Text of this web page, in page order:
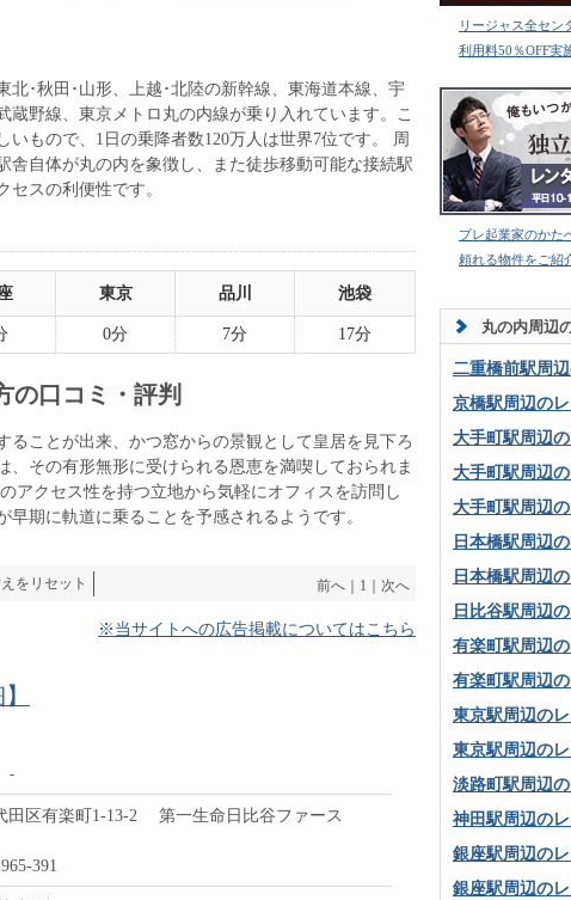
･秋田･山形、上越･北陸の新幹線、東海道本線、宇
野線、東京メトロ丸の内線が乗り入れています。こ
もので、1日の乗降者数120万人は世界7位です。 周
自体が丸の内を象徴し、また徒歩移動可能な接続駅
スの利便性です。
東京 品川 池袋
0分 7分 17分
の口コミ・評判
ことが出来、かつ窓からの景観として皇居を見下ろ
その有形無形に受けられる恩恵を満喫しておられま
アクセス性を持つ立地から気軽にオフィスを訪問し
期に軌道に乗ることを予感されるようです。
をリセット 前へ 1 次へ
※当サイトへの広告掲載についてはこちら
-
田区有楽町1-13-2 第一生命日比谷ファース
391
リージャス全セン
利用料50％OFF実
プレ起業家のかた
頼れる物件をご紹
丸の内周辺
二重橋前駅周
京橋駅周辺の
大手町駅周辺
大手町駅周辺
大手町駅周辺
日本橋駅周辺
日本橋駅周辺
日比谷駅周辺
有楽町駅周辺
有楽町駅周辺
東京駅周辺の
東京駅周辺の
淡路町駅周辺
神田駅周辺の
銀座駅周辺の
銀座駅周辺の